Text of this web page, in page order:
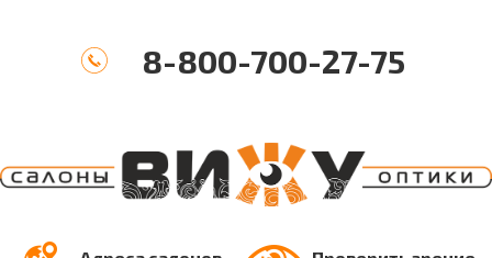
8-800-700-27-75